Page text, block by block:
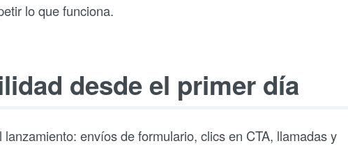
lo que funciona.
desde el primer día
envíos de formulario, clics en CTA, llamadas y